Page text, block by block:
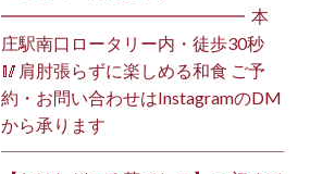
━━━━━━━━━━━━━━ ⁡ 本
庄駅南口ロータリー内・徒歩30秒
🥢肩肘張らずに楽しめる和食 ご予
約・お問い合わせはInstagramのDM
から承ります ⁡